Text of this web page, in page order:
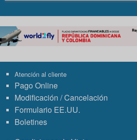
Atención al cliente
Pago Online
Modificación / Cancelación
Formulario EE.UU.
Boletines